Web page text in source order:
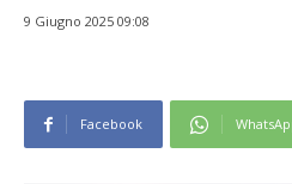
9 Giugno 2025 09:08
Facebook